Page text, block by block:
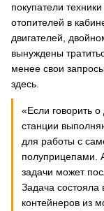
покупатели
отопителей в
двигателей,
вынуждены
менее свои
здесь.
«Если говорить
станции
для работы с
полуприцепами.
задачи может
Задача состояла
контейнеров из